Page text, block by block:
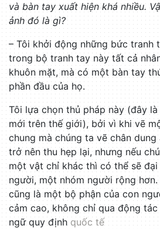
và bàn tay xuất hiện khá nhiều.
ảnh đó là gì?
– Tôi khởi động những bức tranh
trong bộ tranh tay này tất cả
khuôn mặt, mà có một bàn tay
phần đầu của họ.
Tôi lựa chọn thủ pháp này (đây
mới trên thế giới), bởi vì khi vẽ
chung mà chúng ta vẽ chân
trở nên thu hẹp lại, nhưng nếu
một vật chỉ khác thì có thể sẽ
người, một nhóm người rộng
cũng là một bộ phận của con
cảm cao, không chỉ qua động
ngữ quy định quốc tế